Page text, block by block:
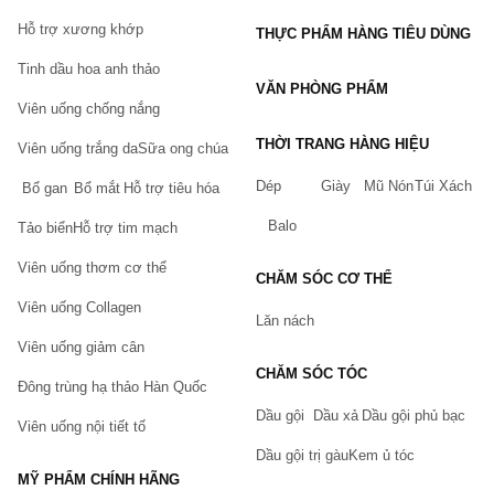
Hỗ trợ xương khớp
Tinh dầu hoa anh thảo
Viên uống chống nắng
Viên uống trắng daSữa ong chúa
Bổ gan Bổ mắt Hỗ trợ tiêu hóa
Tảo biểnHỗ trợ tim mạch
Viên uống thơm cơ thể
Viên uống Collagen
Viên uống giảm cân
Đông trùng hạ thảo Hàn Quốc
Viên uống nội tiết tố
MỸ PHẨM CHÍNH HÃNG
THỰC PHẨM HÀNG TIÊU DÙNG
VĂN PHÒNG PHẨM
THỜI TRANG HÀNG HIỆU
Dép Giày Mũ NónTúi Xách
Balo
CHĂM SÓC CƠ THỂ
Lăn nách
CHĂM SÓC TÓC
Dầu gội Dầu xả Dầu gội phủ bạc
Dầu gội trị gàuKem ủ tóc